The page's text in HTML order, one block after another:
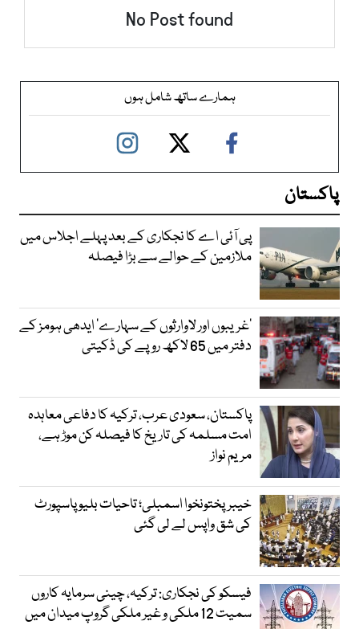
No Post found
ہمارے ساتھ شامل ہوں
پاکستان
پی آئی اے کا نجکاری کے بعد پہلے اجلاس میں
ملازمین کے حوالے سے بڑا فیصلہ
’غریبوں اور لاوارثوں کے سہارے‘ ایدھی ہومز کے
دفتر میں 65 لاکھ روپے کی ڈکیتی
پاکستان، سعودی عرب، ترکیہ کا دفاعی معاہدہ
امت مسلمہ کی تاریخ کا فیصلہ کن موڑ ہے،
مریم نواز
خیبرپختونخوا اسمبلی؛ تاحیات بلیو پاسپورٹ
کی شق واپس لے لی گئی
فیسکو کی نجکاری: ترکیہ، چینی سرمایہ کاروں
سمیت 12 ملکی و غیر ملکی گروپ میدان میں